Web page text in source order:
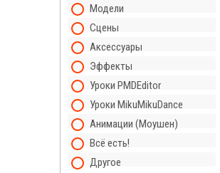
Модели
Сцены
Аксессуары
Эффекты
Уроки PMDEditor
Уроки MikuMikuDance
Анимации (Моушен)
Всё есть!
Другое